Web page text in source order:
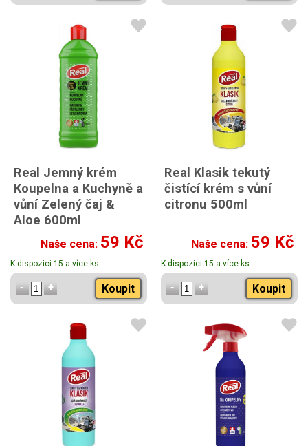
Real Jemný krém
Koupelna a Kuchyně a
vůní Zelený čaj &
Aloe 600ml
Naše cena: 59 Kč
K dispozici 15 a více ks
Koupit
Real Klasik tekutý
čistící krém s vůní
citronu 500ml
Naše cena: 59 Kč
K dispozici 15 a více ks
Koupit